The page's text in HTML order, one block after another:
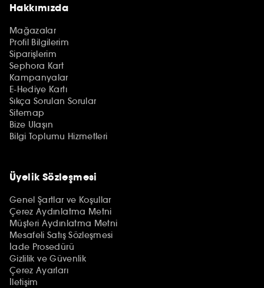
Hakkımızda
Mağazalar
Profil Bilgilerim
Siparişlerim
Sephora Kart
Kampanyalar
E-Hediye Kartı
Sıkça Sorulan Sorular
Sitemap
Bize Ulaşın
Bilgi Toplumu Hizmetleri
Üyelik Sözleşmesi
Genel Şartlar ve Koşullar
Çerez Aydınlatma Metni
Müşteri Aydınlatma Metni
Mesafeli Satış Sözleşmesi
İade Prosedürü
Gizlilik ve Güvenlik
Çerez Ayarları
İletişim